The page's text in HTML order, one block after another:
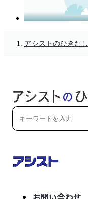
アシストのひきだし